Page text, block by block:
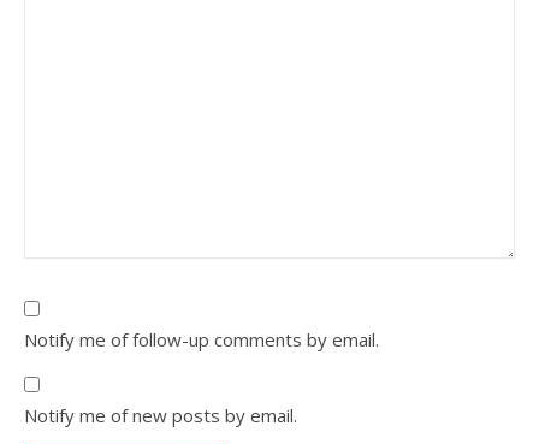
Notify me of follow-up comments by email.
Notify me of new posts by email.